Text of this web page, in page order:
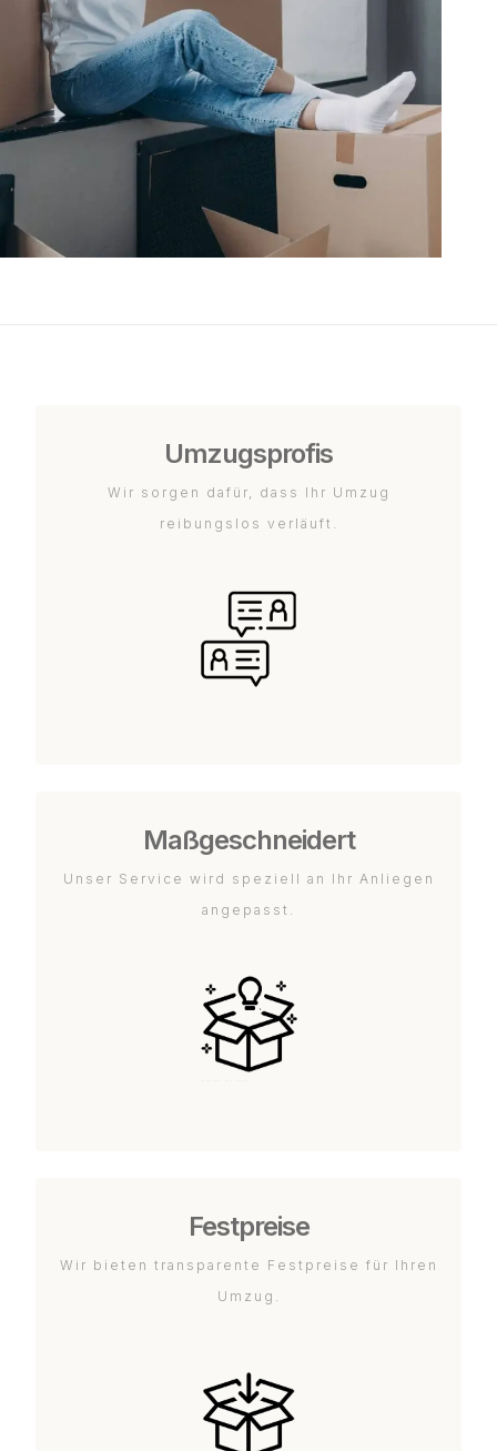
Umzugsprofis
Wir sorgen dafür, dass Ihr Umzug
reibungslos verläuft.
Maßgeschneidert
Unser Service wird speziell an Ihr Anliegen
angepasst.
Festpreise
Wir bieten transparente Festpreise für Ihren
Umzug.